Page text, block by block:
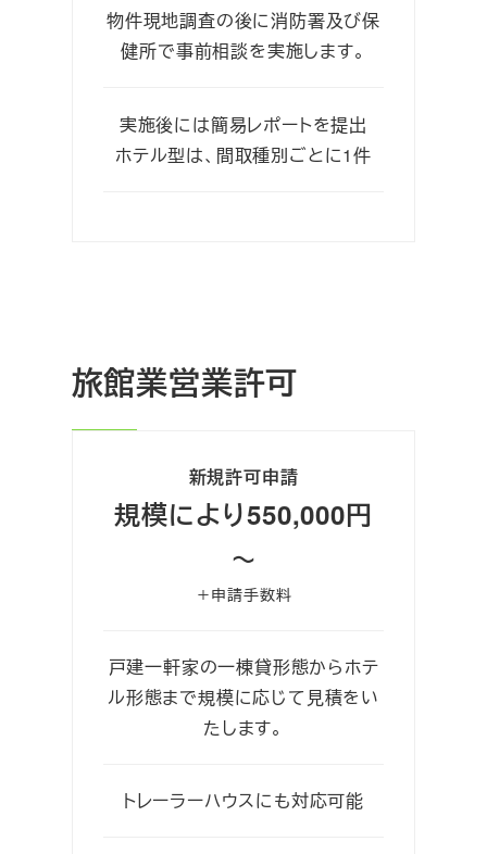
物件現地調査の後に消防署及び保
健所で事前相談を実施します。
実施後には簡易レポートを提出
ホテル型は、間取種別ごとに1件
旅館業営業許可
新規許可申請
規模により550,000円
～
＋申請手数料
戸建一軒家の一棟貸形態からホテ
ル形態まで規模に応じて見積をい
たします。
トレーラーハウスにも対応可能